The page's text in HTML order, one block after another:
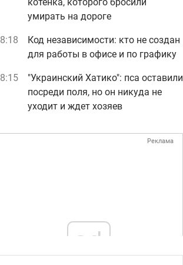
умирать на дороге
Код независимости: кто не создан
для работы в офисе и по графику
"Украинский Хатико": пса оставили
посреди поля, но он никуда не
уходит и ждет хозяев
Реклама
ad